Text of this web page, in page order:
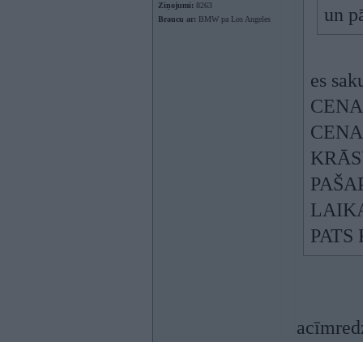
Ziņojumi: 8263
Braucu ar: BMW pa Los Angeles
un
es
PATS